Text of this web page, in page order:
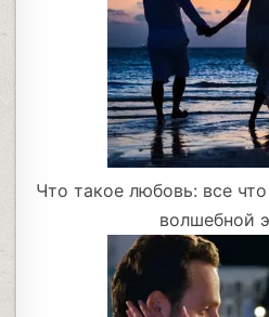
Что такое любовь: все
волшебной